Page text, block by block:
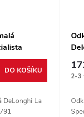
DO KOŠÍKU
DeLonghi La
2-3